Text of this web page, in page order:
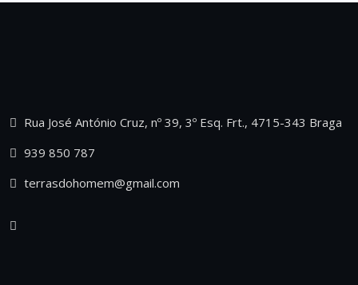
Rua José António Cruz, nº 39, 3º Esq. Frt., 4715-343 Braga
939 850 787
terrasdohomem@gmail.com